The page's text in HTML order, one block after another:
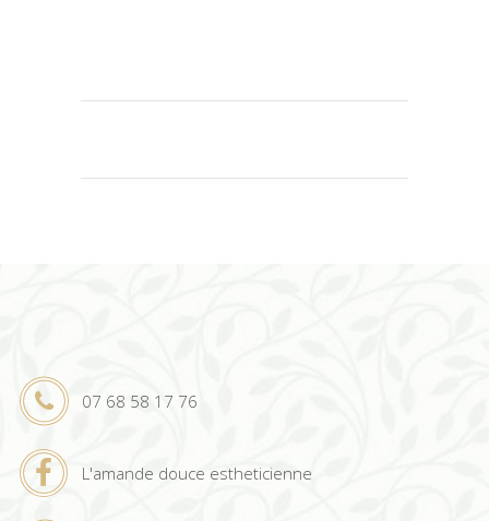
07 68 58 17 76
L'amande douce estheticienne